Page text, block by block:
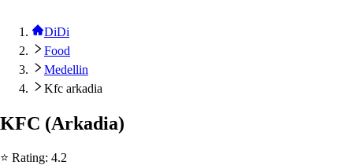
DiDi
Food
Medellin
Kfc arkadia
KFC (Arkadia)
⭐ Rating: 4.2